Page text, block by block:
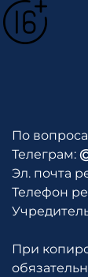
По
Телеграм:
Эл. почта
Телефон
При